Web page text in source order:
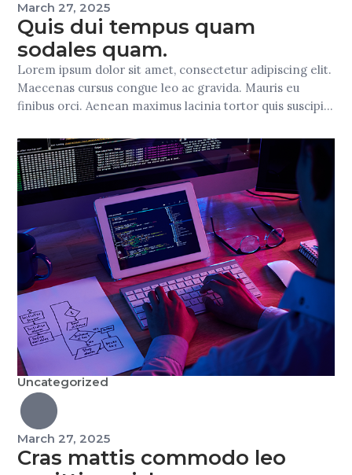
March 27, 2025
Quis dui tempus quam
sodales quam.
Lorem ipsum dolor sit amet, consectetur adipiscing elit.
Maecenas cursus congue leo ac gravida. Mauris eu
finibus orci. Aenean maximus lacinia tortor quis suscipit.
ultricies quam. Sed molestie in nibh vel ullamcorper.
Suspendisse vulputate urna sed nisi tempor, quis
consectetur dolor egestas. Pellentesque mauris erat,
maximus […]
Uncategorized
March 27, 2025
Cras mattis commodo leo